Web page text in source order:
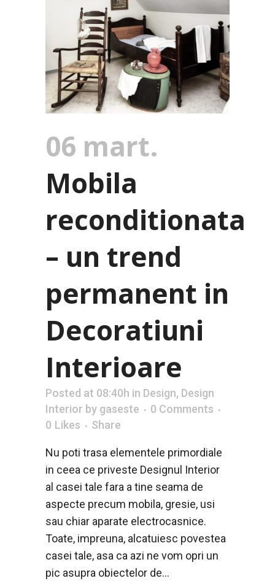
06 mart.
Mobila
reconditionata
– un trend
permanent in
Decoratiuni
Interioare
Posted at 08:40h in Design, Design
Interior by gaseste
0 Comments
0 Likes Share
Nu poti trasa elementele primordiale
in ceea ce priveste Designul Interior
al casei tale fara a tine seama de
aspecte precum mobila, gresie, usi
sau chiar aparate electrocasnice.
Toate, impreuna, alcatuiesc povestea
casei tale, asa ca azi ne vom opri un
pic asupra obiectelor de...